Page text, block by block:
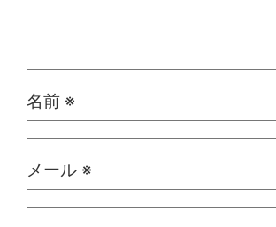
名前 ※
メール ※